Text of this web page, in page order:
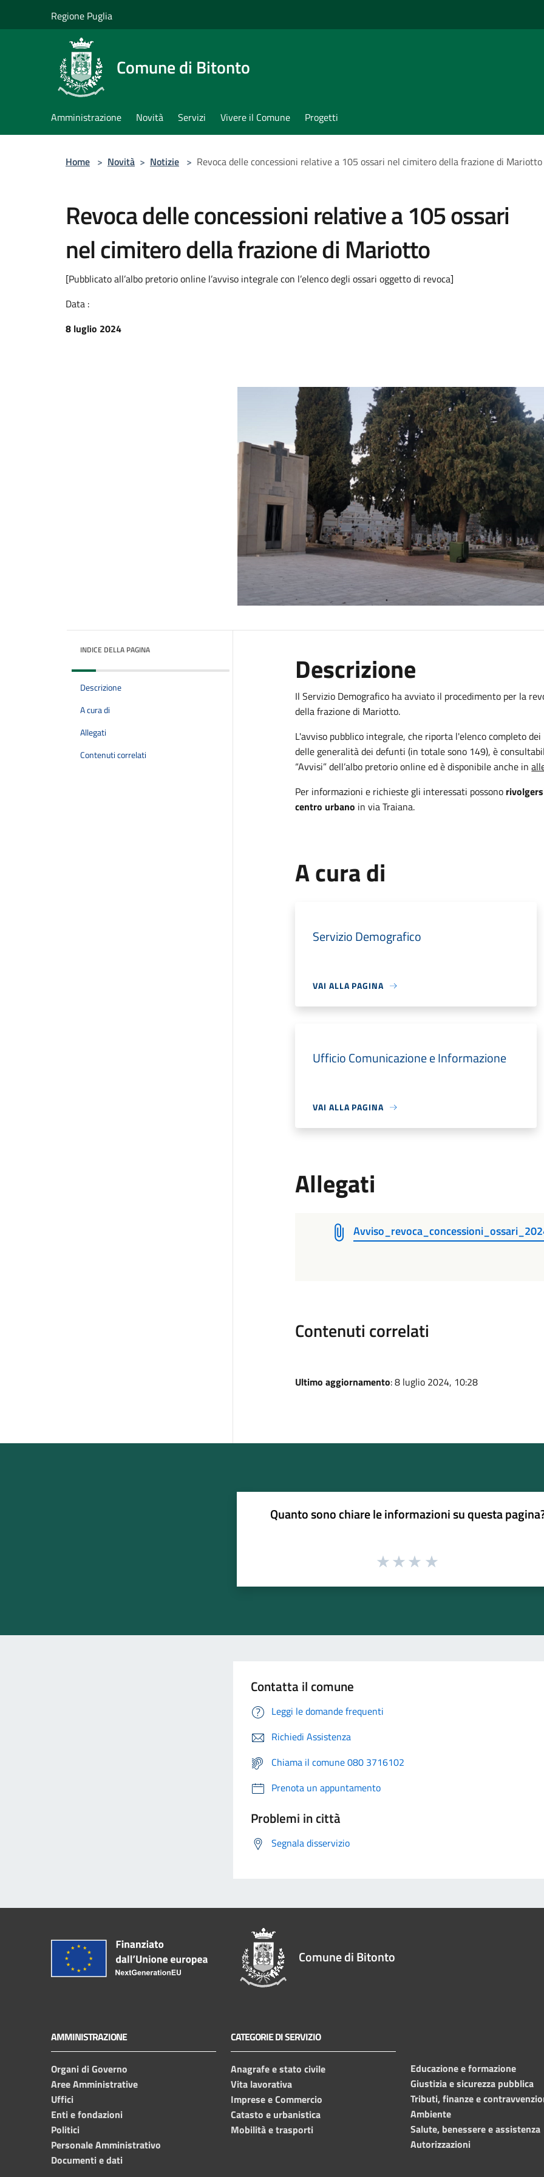
Regione Puglia
Comune di Bitonto
Amministrazione Novità Servizi Vivere il Comune Progetti
Home > Novità > Notizie > Revoca delle concessioni relative a 105 ossari nel cimitero della frazione di Mariotto
Revoca delle concessioni relative a 105 ossari
nel cimitero della frazione di Mariotto
[Pubblicato all’albo pretorio online l’avviso integrale con l’elenco degli ossari oggetto di revoca]
Data :
8 luglio 2024
INDICE DELLA PAGINA
Descrizione
A cura di
Allegati
Contenuti correlati
Descrizione
Il Servizio Demografico ha avviato il procedimento per la
della frazione di Mariotto.
L'avviso pubblico integrale, che riporta l'elenco completo
delle generalità dei defunti (in totale sono 149), è
“Avvisi” dell’albo pretorio online ed è disponibile anche in
Per informazioni e richieste gli interessati possono
centro urbano in via Traiana.
A cura di
Servizio Demografico
VAI ALLA PAGINA
Ufficio Comunicazione e Informazione
VAI ALLA PAGINA
Allegati
Contenuti correlati
Ultimo aggiornamento: 8 luglio 2024, 10:28
Quanto sono chiare le informazioni su questa
Contatta il comune
Leggi le domande frequenti
Richiedi Assistenza
Chiama il comune 080 3716102
Prenota un appuntamento
Problemi in città
Segnala disservizio
Comune di Bitonto
AMMINISTRAZIONE
Organi di Governo
Aree Amministrative
Uffici
Enti e fondazioni
Politici
Personale Amministrativo
Documenti e dati
CATEGORIE DI SERVIZIO
Anagrafe e stato civile
Vita lavorativa
Imprese e Commercio
Catasto e urbanistica
Mobilità e trasporti
Educazione e formazione
Giustizia e sicurezza pubblica
Tributi, finanze e
Ambiente
Salute, benessere e assistenza
Autorizzazioni